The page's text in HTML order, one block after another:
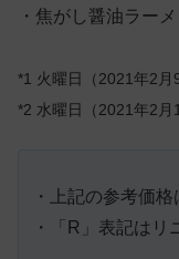
・焦がし醤油ラー
*1 火曜日（2021年2月
*2 水曜日（2021年2
・上記の参考価
・「R」表記はリ